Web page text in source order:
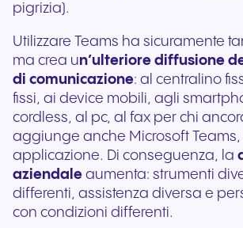
pigrizia).
Utilizzare Teams ha sicuramente
ma crea un’ulteriore diffusione
di comunicazione: al centralino
fissi, ai device mobili, agli
cordless, al pc, al fax per chi
aggiunge anche Microsoft Teams,
applicazione. Di conseguenza, la
aziendale aumenta: strumenti
differenti, assistenza diversa e
con condizioni differenti.